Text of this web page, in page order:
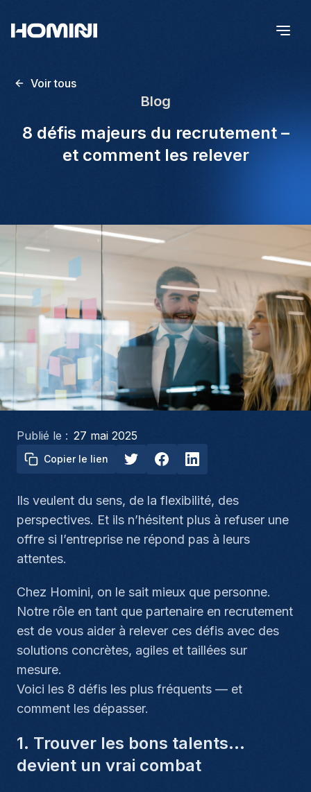
Voir tous
Blog
8 défis majeurs du recrutement –
et comment les relever
Publié le : 27 mai 2025
Copier le lien
Ils veulent du sens, de la flexibilité, des
perspectives. Et ils n’hésitent plus à refuser une
offre si l’entreprise ne répond pas à leurs
attentes.
Chez Homini, on le sait mieux que personne.
Notre rôle en tant que partenaire en recrutement
est de vous aider à relever ces défis avec des
solutions concrètes, agiles et taillées sur
mesure.
Voici les 8 défis les plus fréquents — et
comment les dépasser.
1. Trouver les bons talents…
devient un vrai combat